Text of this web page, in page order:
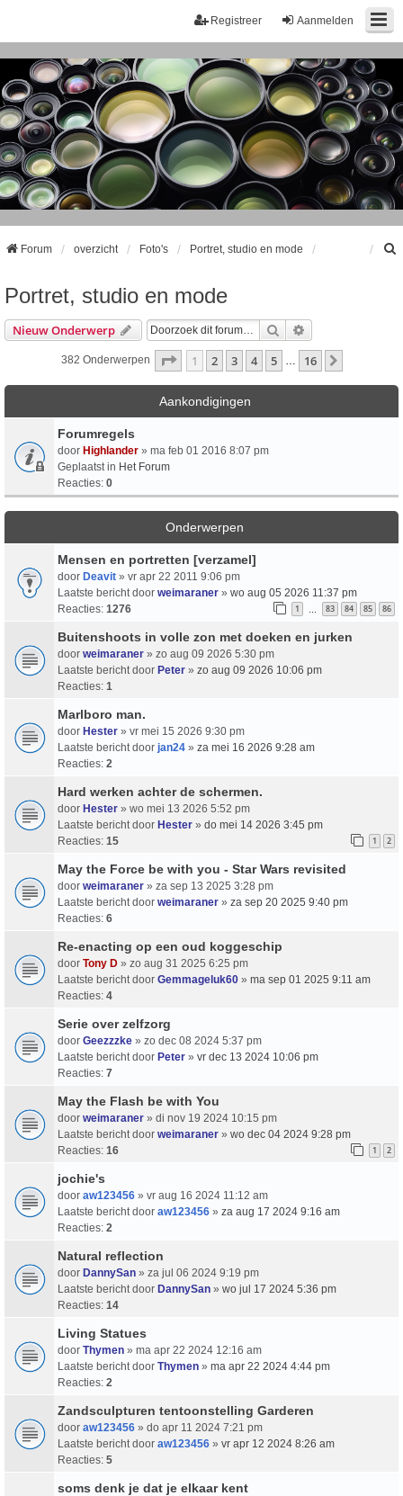
Aanmelden
Registreer
Forum overzicht Foto's Portret, studio en mode
Portret, studio en mode
Nieuw Onderwerp Zoek
382 Onderwerpen Pagina Van16
1 2 3 4 5 16
Aankondigingen
Forumregels
door Highlander » ma feb 01 2016 8:07 pm
Geplaatst in Het Forum
Reacties: 0
Onderwerpen
Mensen en portretten [verzamel]
door Deavit » vr apr 22 2011 9:06 pm
Laatste bericht door weimaraner » wo aug 05 2026 11:37 pm
Reacties: 1276 1 … 83 84 85 86
Buitenshoots in volle zon met doeken en jurken
door weimaraner » zo aug 09 2026 5:30 pm
Laatste bericht door Peter » zo aug 09 2026 10:06 pm
Reacties: 1
Marlboro man.
door Hester » vr mei 15 2026 9:30 pm
Laatste bericht door jan24 » za mei 16 2026 9:28 am
Reacties: 2
Hard werken achter de schermen.
door Hester » wo mei 13 2026 5:52 pm
Laatste bericht door Hester » do mei 14 2026 3:45 pm
Reacties: 15 1 2
May the Force be with you - Star Wars revisited
door weimaraner » za sep 13 2025 3:28 pm
Laatste bericht door weimaraner » za sep 20 2025 9:40 pm
Reacties: 6
Re-enacting op een oud koggeschip
door Tony D » zo aug 31 2025 6:25 pm
Laatste bericht door Gemmageluk60 » ma sep 01 2025 9:11 am
Reacties: 4
Serie over zelfzorg
door Geezzzke » zo dec 08 2024 5:37 pm
Laatste bericht door Peter » vr dec 13 2024 10:06 pm
Reacties: 7
May the Flash be with You
door weimaraner » di nov 19 2024 10:15 pm
Laatste bericht door weimaraner » wo dec 04 2024 9:28 pm
Reacties: 16 1 2
jochie's
door aw123456 » vr aug 16 2024 11:12 am
Laatste bericht door aw123456 » za aug 17 2024 9:16 am
Reacties: 2
Natural reflection
door DannySan » za jul 06 2024 9:19 pm
Laatste bericht door DannySan » wo jul 17 2024 5:36 pm
Reacties: 14
Living Statues
door Thymen » ma apr 22 2024 12:16 am
Laatste bericht door Thymen » ma apr 22 2024 4:44 pm
Reacties: 2
Zandsculpturen tentoonstelling Garderen
door aw123456 » do apr 11 2024 7:21 pm
Laatste bericht door aw123456 » vr apr 12 2024 8:26 am
Reacties: 5
soms denk je dat je elkaar kent